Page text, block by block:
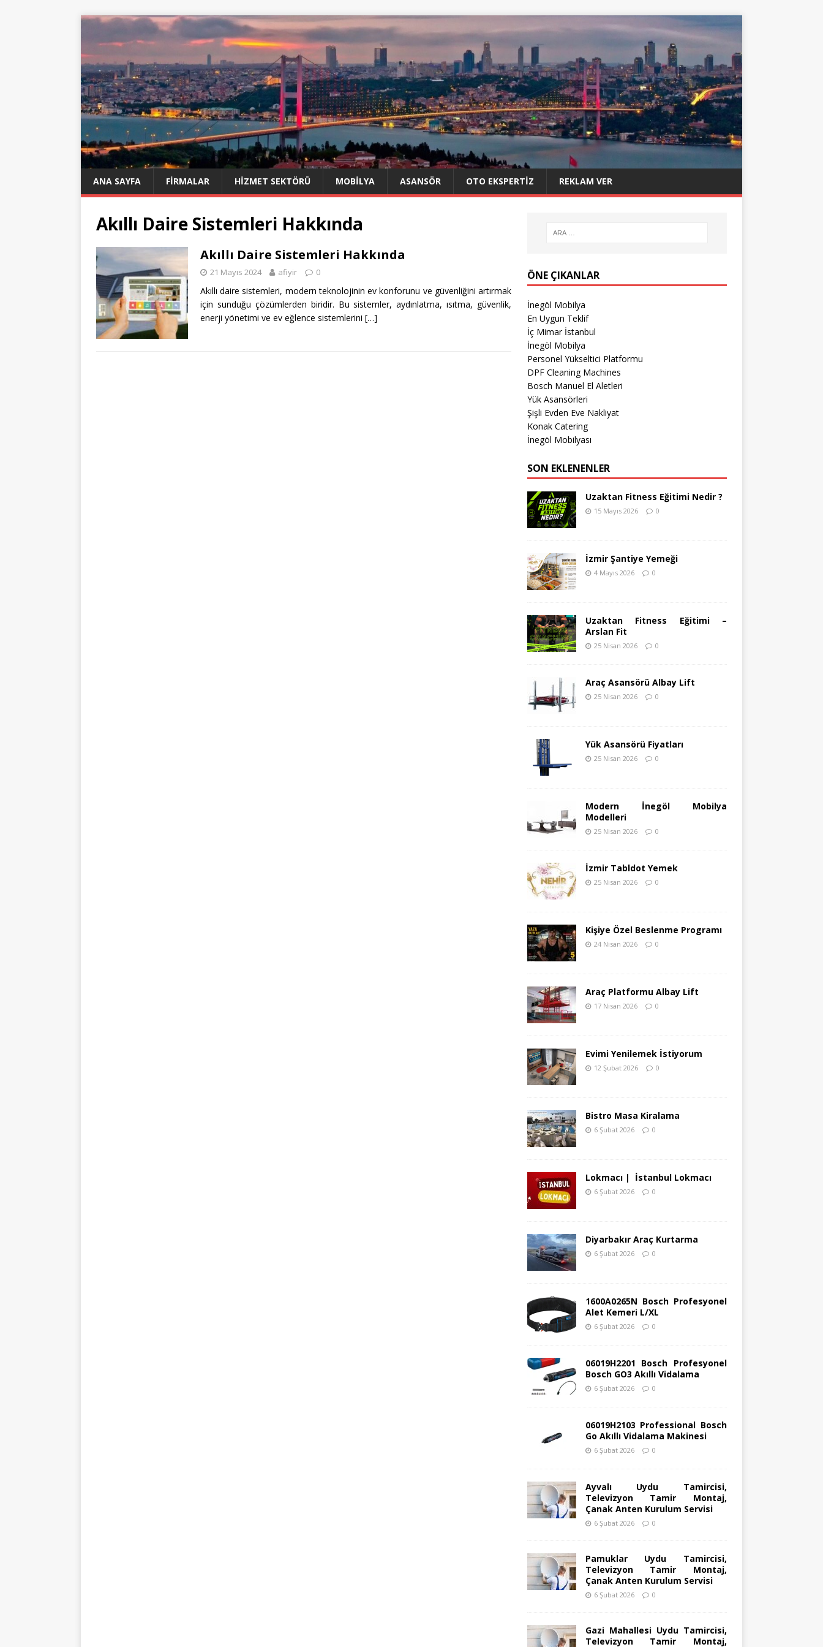
ANA SAYFA FIRMALAR HIZMET SEKTÖRÜ MOBILYA ASANSÖR OTO EKSPERTIZ REKLAM VER
Akıllı Daire Sistemleri Hakkında
Akıllı Daire Sistemleri Hakkında
21 Mayıs 2024 afiyir 0
Akıllı daire sistemleri, modern teknolojinin ev konforunu ve güvenliğini artırmak
için sunduğu çözümlerden biridir. Bu sistemler, aydınlatma, ısıtma, güvenlik,
enerji yönetimi ve ev eğlence sistemlerini […]
ÖNE ÇIKANLAR
İnegöl Mobilya
En Uygun Teklif
İç Mimar İstanbul
İnegöl Mobilya
Personel Yükseltici Platformu
DPF Cleaning Machines
Bosch Manuel El Aletleri
Yük Asansörleri
Şişli Evden Eve Nakliyat
Konak Catering
İnegöl Mobilyası
SON EKLENENLER
Uzaktan Fitness Eğitimi Nedir ?
15 Mayıs 2026 0
İzmir Şantiye Yemeği
4 Mayıs 2026 0
Uzaktan Fitness Eğitimi –
Arslan Fit
25 Nisan 2026 0
Araç Asansörü Albay Lift
25 Nisan 2026 0
Yük Asansörü Fiyatları
25 Nisan 2026 0
Modern İnegöl Mobilya
Modelleri
25 Nisan 2026 0
İzmir Tabldot Yemek
25 Nisan 2026 0
Kişiye Özel Beslenme Programı
24 Nisan 2026 0
Araç Platformu Albay Lift
17 Nisan 2026 0
Evimi Yenilemek İstiyorum
12 Şubat 2026 0
Bistro Masa Kiralama
6 Şubat 2026 0
Lokmacı | İstanbul Lokmacı
6 Şubat 2026 0
Diyarbakır Araç Kurtarma
6 Şubat 2026 0
1600A0265N Bosch Profesyonel
Alet Kemeri L/XL
6 Şubat 2026 0
06019H2201 Bosch Profesyonel
Bosch GO3 Akıllı Vidalama
6 Şubat 2026 0
06019H2103 Professional Bosch
Go Akıllı Vidalama Makinesi
6 Şubat 2026 0
Ayvalı Uydu Tamircisi,
Televizyon Tamir Montaj,
Çanak Anten Kurulum Servisi
6 Şubat 2026 0
Pamuklar Uydu Tamircisi,
Televizyon Tamir Montaj,
Çanak Anten Kurulum Servisi
6 Şubat 2026 0
Gazi Mahallesi Uydu Tamircisi,
Televizyon Tamir Montaj,